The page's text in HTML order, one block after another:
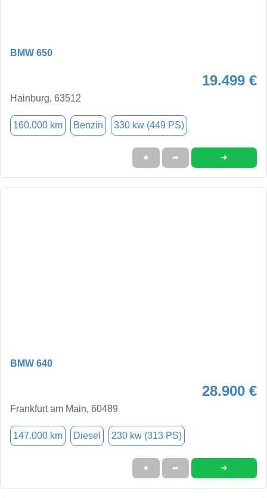
BMW 650
19.499 €
Hainburg, 63512
160.000 km Benzin 330 kw (449 PS)
★ ➦ ➜
BMW 640
28.900 €
Frankfurt am Main, 60489
147.000 km Diesel 230 kw (313 PS)
★ ➦ ➜